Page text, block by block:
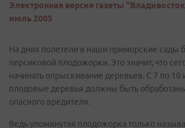
Электронная версия газеты
июль 2005
На днях полетели в наши приморские сады
персиковой плодожорки. Это значит, что
начинать опрыскивание деревьев. С 7 по 10
плодовые деревья должны быть
опасного вредителя.
Ведь упомянутая плодожорка только